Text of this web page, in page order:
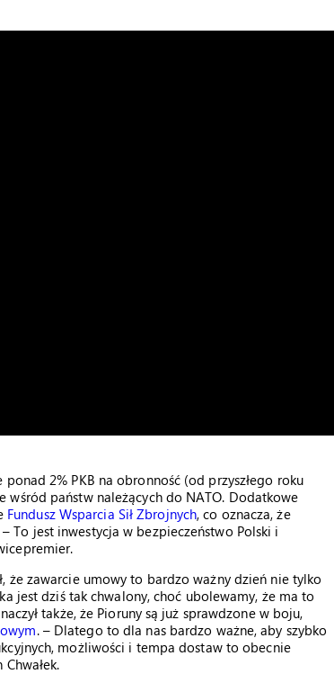
2% PKB na obronność (od przyszłego roku
wśród państw należących do NATO. Dodatkowe
Fundusz Wsparcia Sił Zbrojnych, co oznacza, że
To jest inwestycja w bezpieczeństwo Polski i
że zawarcie umowy to bardzo ważny dzień nie tylko
jest dziś tak chwalony, choć ubolewamy, że ma to
także, że Pioruny są już sprawdzone w boju,
. – Dlatego to dla nas bardzo ważne, aby szybko
możliwości i tempa dostaw to obecnie